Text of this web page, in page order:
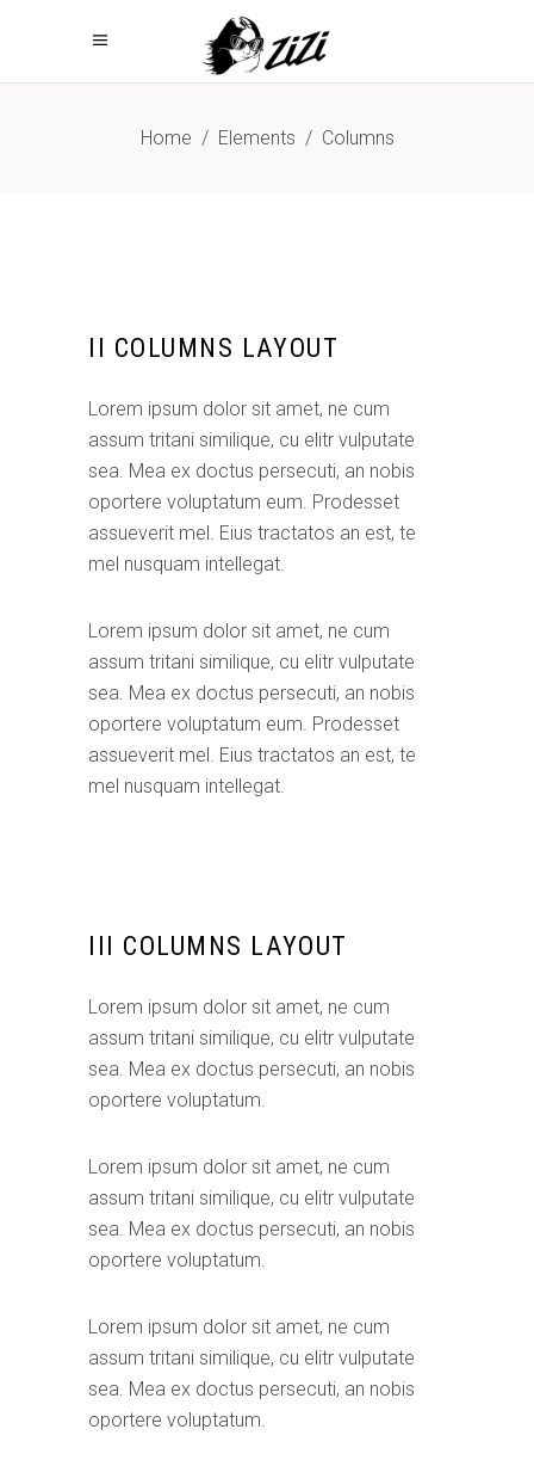
Home / Elements / Columns
II COLUMNS LAYOUT
Lorem ipsum dolor sit amet, ne cum
assum tritani similique, cu elitr vulputate
sea. Mea ex doctus persecuti, an nobis
oportere voluptatum eum. Prodesset
assueverit mel. Eius tractatos an est, te
mel nusquam intellegat.
Lorem ipsum dolor sit amet, ne cum
assum tritani similique, cu elitr vulputate
sea. Mea ex doctus persecuti, an nobis
oportere voluptatum eum. Prodesset
assueverit mel. Eius tractatos an est, te
mel nusquam intellegat.
III COLUMNS LAYOUT
Lorem ipsum dolor sit amet, ne cum
assum tritani similique, cu elitr vulputate
sea. Mea ex doctus persecuti, an nobis
oportere voluptatum.
Lorem ipsum dolor sit amet, ne cum
assum tritani similique, cu elitr vulputate
sea. Mea ex doctus persecuti, an nobis
oportere voluptatum.
Lorem ipsum dolor sit amet, ne cum
assum tritani similique, cu elitr vulputate
sea. Mea ex doctus persecuti, an nobis
oportere voluptatum.